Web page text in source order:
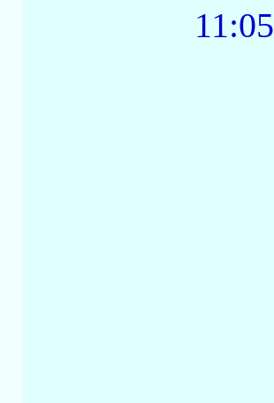
11:05